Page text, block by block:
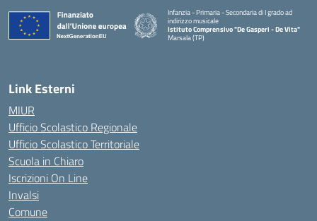
Infanzia - Primaria - Secondaria di I grado ad
indirizzo musicale
Istituto Comprensivo "De Gasperi - De Vita"
Marsala (TP)
Link Esterni
MIUR
Ufficio Scolastico Regionale
Ufficio Scolastico Territoriale
Scuola in Chiaro
Iscrizioni On Line
Invalsi
Comune